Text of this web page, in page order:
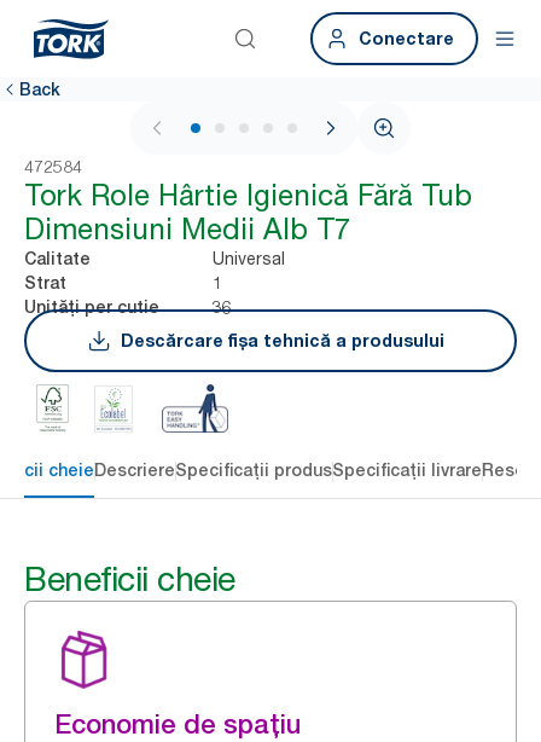
Conectare
Back
1 / 6
472584
Tork Role Hârtie Igienică Fără Tub
Dimensiuni Medii Alb T7
Calitate Universal
Strat 1
Unități per cutie
36
Descărcare fișa tehnică a produsului
cheieDescriereSpecificații produsSpecificații livrare
Beneficii cheie
Economie de spațiu